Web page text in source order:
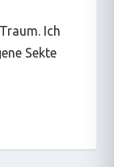
Ich
Sekte